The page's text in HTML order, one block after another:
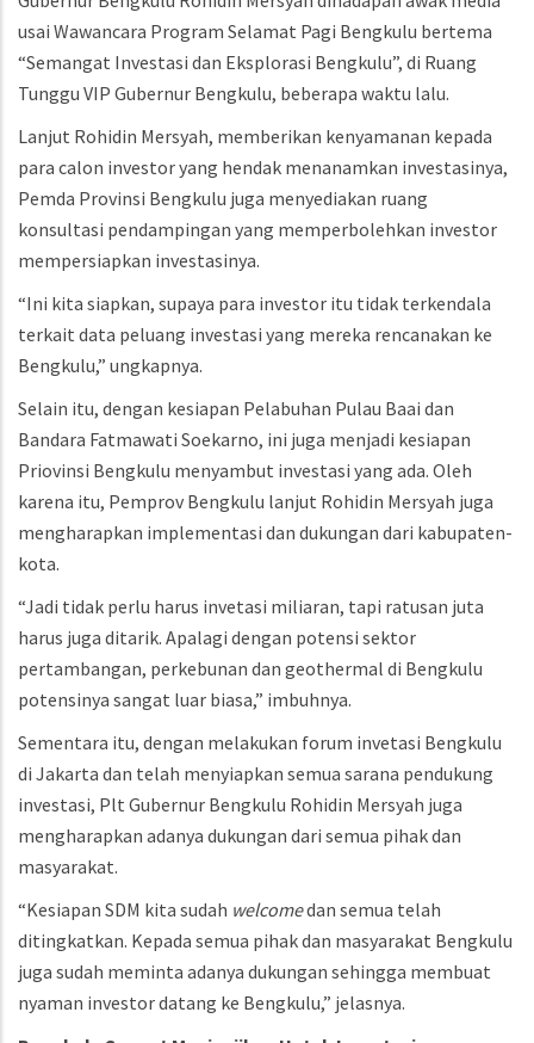
usai Wawancara Program Selamat Pagi Bengkulu bertema
“Semangat Investasi dan Eksplorasi Bengkulu”, di Ruang
Tunggu VIP Gubernur Bengkulu, beberapa waktu lalu.
Lanjut Rohidin Mersyah, memberikan kenyamanan kepada
para calon investor yang hendak menanamkan investasinya,
Pemda Provinsi Bengkulu juga menyediakan ruang
konsultasi pendampingan yang memperbolehkan investor
mempersiapkan investasinya.
“Ini kita siapkan, supaya para investor itu tidak terkendala
terkait data peluang investasi yang mereka rencanakan ke
Bengkulu,” ungkapnya.
Selain itu, dengan kesiapan Pelabuhan Pulau Baai dan
Bandara Fatmawati Soekarno, ini juga menjadi kesiapan
Priovinsi Bengkulu menyambut investasi yang ada. Oleh
karena itu, Pemprov Bengkulu lanjut Rohidin Mersyah juga
mengharapkan implementasi dan dukungan dari kabupaten-
kota.
“Jadi tidak perlu harus invetasi miliaran, tapi ratusan juta
harus juga ditarik. Apalagi dengan potensi sektor
pertambangan, perkebunan dan geothermal di Bengkulu
potensinya sangat luar biasa,” imbuhnya.
Sementara itu, dengan melakukan forum invetasi Bengkulu
di Jakarta dan telah menyiapkan semua sarana pendukung
investasi, Plt Gubernur Bengkulu Rohidin Mersyah juga
mengharapkan adanya dukungan dari semua pihak dan
masyarakat.
“Kesiapan SDM kita sudah welcomedan semua telah
ditingkatkan. Kepada semua pihak dan masyarakat Bengkulu
juga sudah meminta adanya dukungan sehingga membuat
nyaman investor datang ke Bengkulu,” jelasnya.